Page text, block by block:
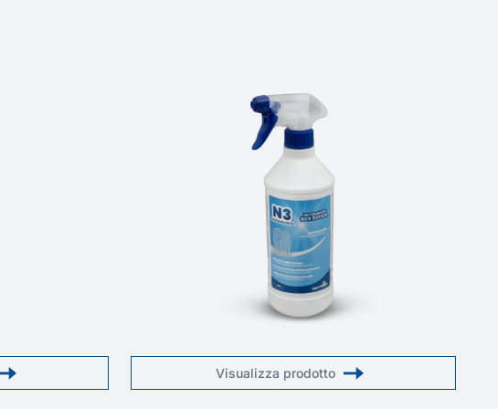
Visualizza prodotto